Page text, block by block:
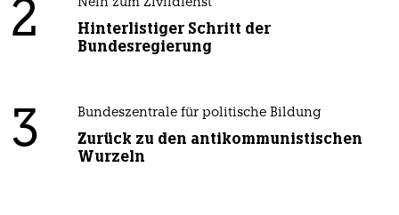
2 Nein zum Zivildienst
Hinterlistiger Schritt der
Bundesregierung
3 Bundeszentrale für politische Bildung
Zurück zu den antikommunistischen
Wurzeln